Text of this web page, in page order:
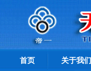
首页 关于我们